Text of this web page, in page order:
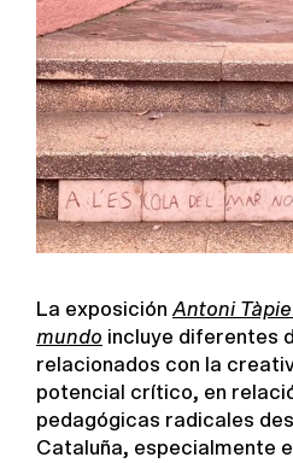
La exposición Antoni
mundo incluye diferentes
relacionados con la
potencial crítico, en
pedagógicas radicales
Cataluña, especialmente